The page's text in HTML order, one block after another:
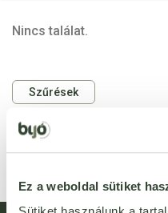
Ez a weboldal sütiket
Nincs találat.
Szűrések
Nincs találat.